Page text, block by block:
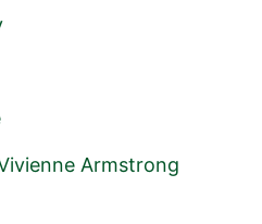
Armstrong